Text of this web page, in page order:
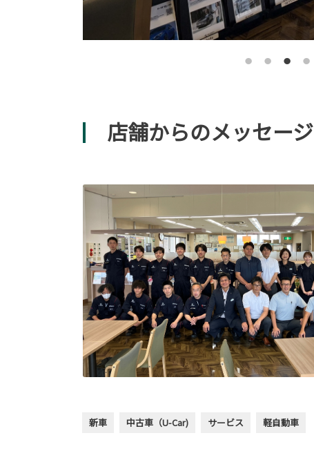
店舗からのメッセージ
新車 中古車（U-Car) サービス 軽自動車